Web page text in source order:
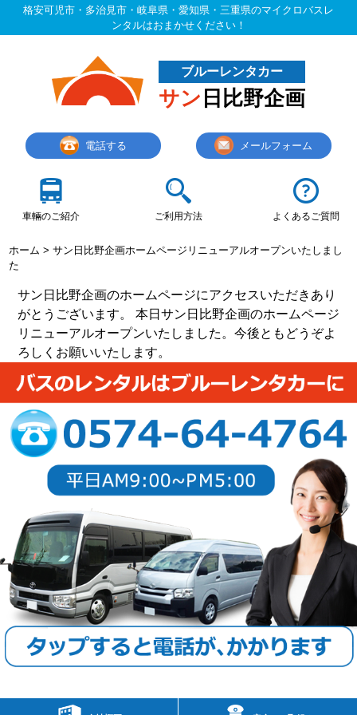
格安可児市・多治見市・岐阜県・愛知県・三重県のマイクロバスレ
ンタルはおまかせください！
ブルーレンタカー
サン 日比野企画
電話する メールフォーム
車輛のご紹介 ご利用方法 よくあるご質問
ホーム >サン日比野企画ホームページリニューアルオープンいたしまし
た
サン日比野企画のホームページにアクセスいただきあり
がとうございます。 本日サン日比野企画のホームページ
リニューアルオープンいたしました。今後ともどうぞよ
ろしくお願いいたします。